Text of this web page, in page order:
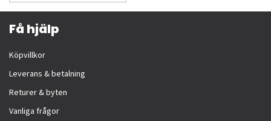
Få hjälp
Köpvillkor
Leverans & betalning
Returer & byten
Vanliga frågor